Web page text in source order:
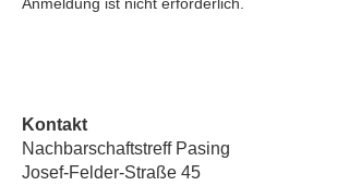
Kontakt
Nachbarschaftstreff Pasing
Josef-Felder-Straße 45